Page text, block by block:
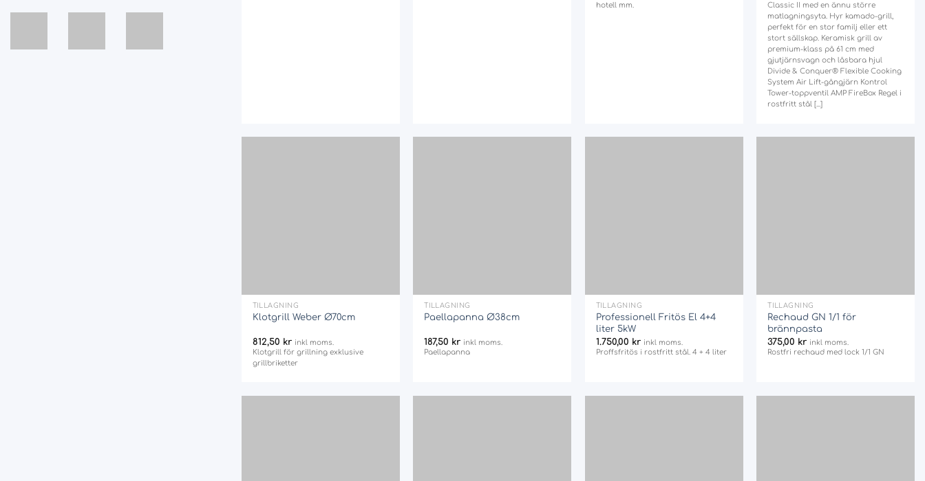
hotell mm.
Classic II med en ännu större
matlagningsyta. Hyr kamado-grill,
perfekt för en stor familj eller ett
stort sällskap. Keramisk grill av
premium-klass på 61 cm med
gjutjärnsvagn och låsbara hjul
Divide & Conquer® Flexible Cooking
System Air Lift-gångjärn Kontrol
Tower-toppventil AMP FireBox Regel i
rostfritt stål [...]
TILLAGNING
Klotgrill Weber Ø70cm
812,50 kr inkl moms.
Klotgrill för grillning exklusive
grillbriketter
TILLAGNING
Paellapanna Ø38cm
187,50 kr inkl moms.
Paellapanna
TILLAGNING
Professionell Fritös El 4+4
liter 5kW
1.750,00 kr inkl moms.
Proffsfritös i rostfritt stål. 4 + 4 liter
TILLAGNING
Rechaud GN 1/1 för
brännpasta
375,00 kr inkl moms.
Rostfri rechaud med lock 1/1 GN